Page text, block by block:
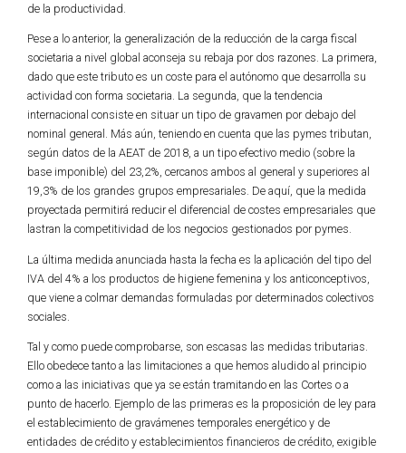
de la productividad.
Pese a lo anterior, la generalización de la reducción de la carga fiscal
societaria a nivel global aconseja su rebaja por dos razones. La primera,
dado que este tributo es un coste para el autónomo que desarrolla su
actividad con forma societaria. La segunda, que la tendencia
internacional consiste en situar un tipo de gravamen por debajo del
nominal general. Más aún, teniendo en cuenta que las pymes tributan,
según datos de la AEAT de 2018, a un tipo efectivo medio (sobre la
base imponible) del 23,2%, cercanos ambos al general y superiores al
19,3% de los grandes grupos empresariales. De aquí, que la medida
proyectada permitirá reducir el diferencial de costes empresariales que
lastran la competitividad de los negocios gestionados por pymes.
La última medida anunciada hasta la fecha es la aplicación del tipo del
IVA del 4% a los productos de higiene femenina y los anticonceptivos,
que viene a colmar demandas formuladas por determinados colectivos
sociales.
Tal y como puede comprobarse, son escasas las medidas tributarias.
Ello obedece tanto a las limitaciones a que hemos aludido al principio
como a las iniciativas que ya se están tramitando en las Cortes o a
punto de hacerlo. Ejemplo de las primeras es la proposición de ley para
el establecimiento de gravámenes temporales energético y de
entidades de crédito y establecimientos financieros de crédito, exigible